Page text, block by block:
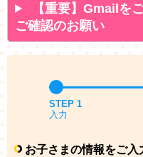
【重要】Gmailを
ご確認のお願い
STEP 1
入力
お子さまの情報をご入